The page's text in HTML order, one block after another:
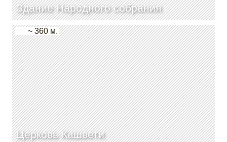
Здание Народного собрания
Церковь Кашвети
~ 360 м.